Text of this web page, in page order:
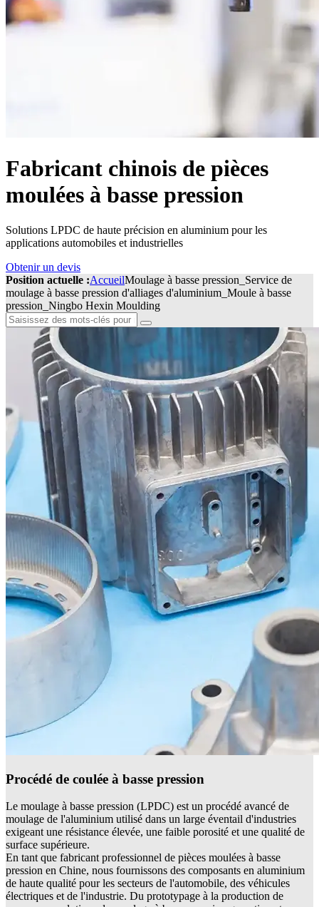
Fabricant chinois de pièces
moulées à basse pression
Solutions LPDC de haute précision en aluminium pour les
applications automobiles et industrielles
Obtenir un devis
Position actuelle :AccueilMoulage à basse pression_Service de
moulage à basse pression d'alliages d'aluminium_Moule à basse
pression_Ningbo Hexin Moulding
Procédé de coulée à basse pression
Le moulage à basse pression (LPDC) est un procédé avancé de
moulage de l'aluminium utilisé dans un large éventail d'industries
exigeant une résistance élevée, une faible porosité et une qualité de
surface supérieure.
En tant que fabricant professionnel de pièces moulées à basse
pression en Chine, nous fournissons des composants en aluminium
de haute qualité pour les secteurs de l'automobile, des véhicules
électriques et de l'industrie. Du prototypage à la production de